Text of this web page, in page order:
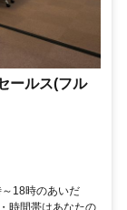
ールス(フル
18時のあいだ